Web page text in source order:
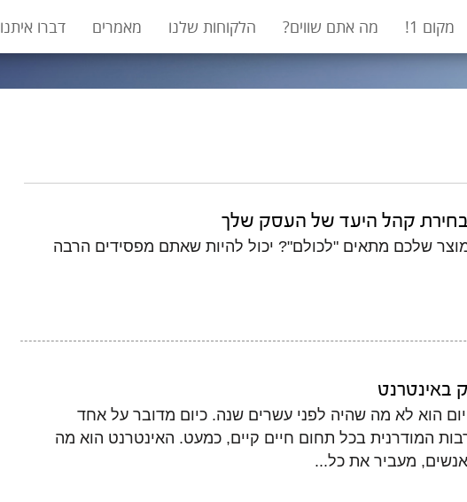
מקום 1! מה אתם שווים? הלקוחות שלנו מאמרים דברו איתנו
שלכם מתאים "לכולם"? יכול להיות שאתם מפסידים הרבה
באינטרנט
הוא לא מה שהיה לפני עשרים שנה. כיום מדובר על אחד
המודרנית בכל תחום חיים קיים, כמעט. האינטרנט הוא מה
מעביר את כל...